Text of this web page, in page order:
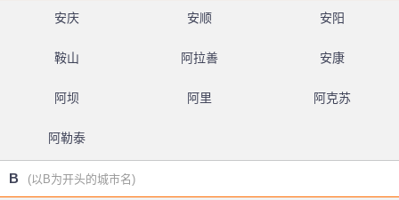
安庆 安顺 安阳
鞍山 阿拉善 安康
阿坝 阿里 阿克苏
阿勒泰
B (以B为开头的城市名)